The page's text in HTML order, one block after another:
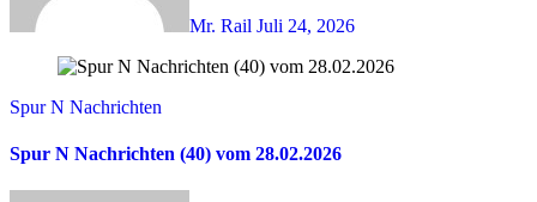
Mr. Rail Juli 24, 2026
Spur N Nachrichten
Spur N Nachrichten (40) vom 28.02.2026